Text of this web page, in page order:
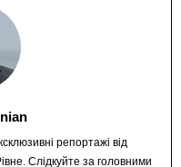
репортажі від
Слідкуйте за головними